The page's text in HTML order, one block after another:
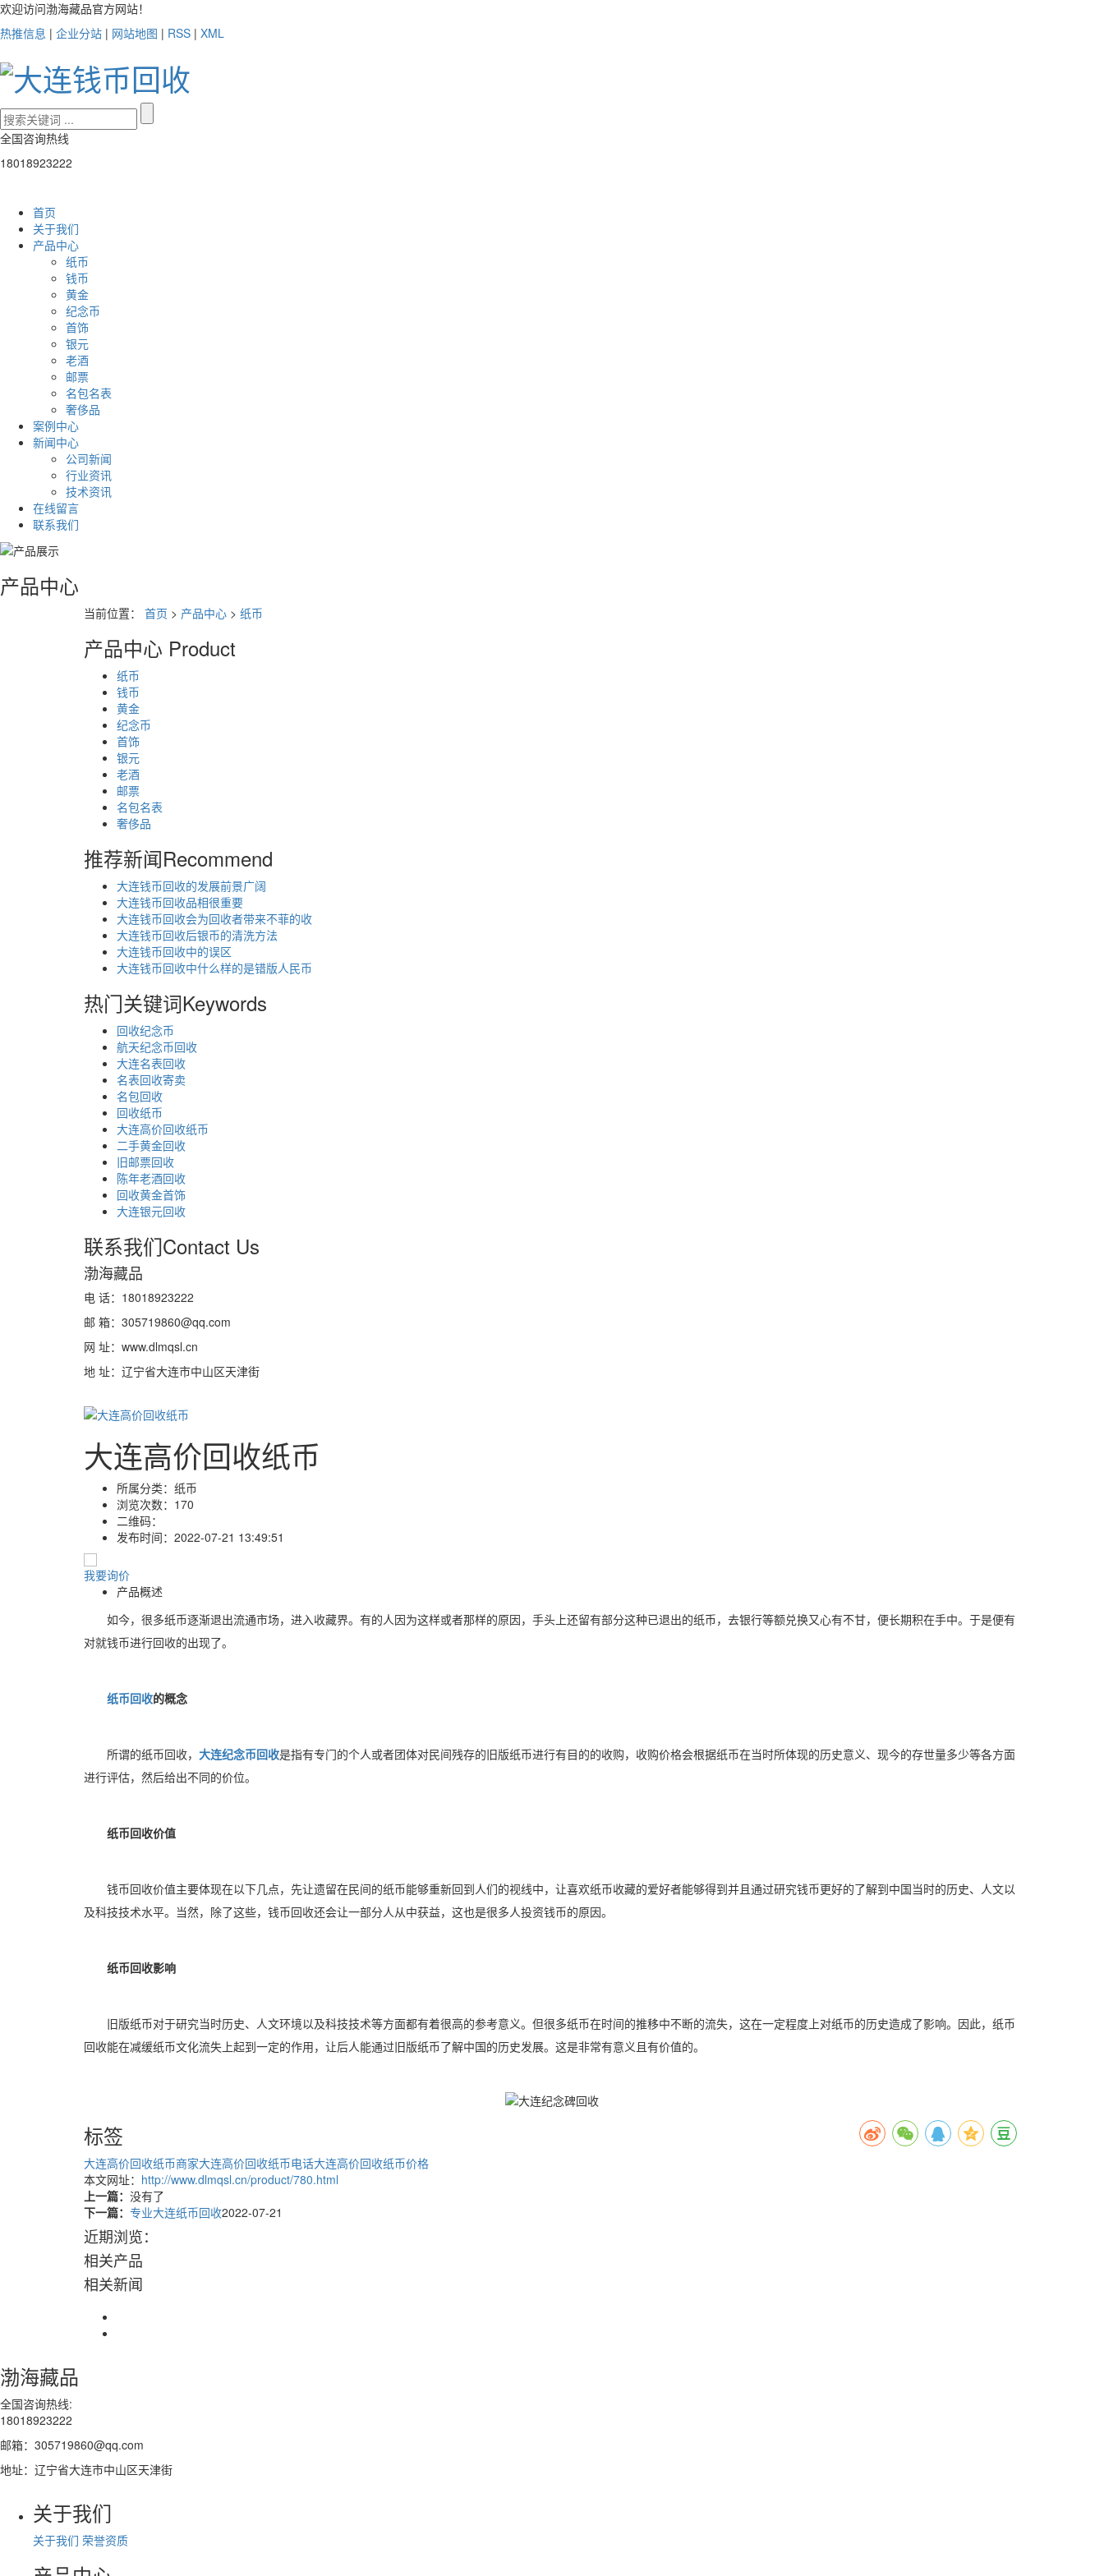
欢迎访问渤海藏品官方网站！
热推信息 | 企业分站 | 网站地图 | RSS | XML
全国咨询热线
18018923222
首页
关于我们
产品中心
纸币
钱币
黄金
纪念币
首饰
银元
老酒
邮票
名包名表
奢侈品
案例中心
新闻中心
公司新闻
行业资讯
技术资讯
在线留言
联系我们
产品中心
当前位置： 首页 > 产品中心 > 纸币
产品中心 Product
纸币
钱币
黄金
纪念币
首饰
银元
老酒
邮票
名包名表
奢侈品
推荐新闻Recommend
大连钱币回收的发展前景广阔
大连钱币回收品相很重要
大连钱币回收会为回收者带来不菲的收
大连钱币回收后银币的清洗方法
大连钱币回收中的误区
大连钱币回收中什么样的是错版人民币
热门关键词Keywords
回收纪念币
航天纪念币回收
大连名表回收
名表回收寄卖
名包回收
回收纸币
大连高价回收纸币
二手黄金回收
旧邮票回收
陈年老酒回收
回收黄金首饰
大连银元回收
联系我们Contact Us
渤海藏品
电 话：18018923222
邮 箱：305719860@qq.com
网 址：www.dlmqsl.cn
地 址：辽宁省大连市中山区天津街
大连高价回收纸币
所属分类： 纸币
浏览次数： 170
二维码：
发布时间： 2022-07-21 13:49:51
我要询价
产品概述
如今，很多纸币逐渐退出流通市场，进入收藏界。有的人因为这样或者那样的原因，手头上还留有部分这种已退出的纸币，去银行等额兑换又心有不甘，便长期积在手中。于是便有
对就钱币进行回收的出现了。
纸币回收的概念
所谓的纸币回收， 大连纪念币回收是指有专门的个人或者团体对民间残存的旧版纸币进行有目的的收购，收购价格会根据纸币在当时所体现的历史意义、现今的存世量多少等各方面
进行评估，然后给出不同的价位。
纸币回收价值
钱币回收价值主要体现在以下几点，先让遗留在民间的纸币能够重新回到人们的视线中，让喜欢纸币收藏的爱好者能够得到并且通过研究钱币更好的了解到中国当时的历史、人文以
及科技技术水平。当然，除了这些，钱币回收还会让一部分人从中获益，这也是很多人投资钱币的原因。
纸币回收影响
旧版纸币对于研究当时历史、人文环境以及科技技术等方面都有着很高的参考意义。但很多纸币在时间的推移中不断的流失，这在一定程度上对纸币的历史造成了影响。因此，纸币
回收能在减缓纸币文化流失上起到一定的作用，让后人能通过旧版纸币了解中国的历史发展。这是非常有意义且有价值的。
标签
大连高价回收纸币商家大连高价回收纸币电话大连高价回收纸币价格
本文网址： http://www.dlmqsl.cn/product/780.html
上一篇： 没有了
下一篇： 专业大连纸币回收2022-07-21
近期浏览：
相关产品
相关新闻
渤海藏品
全国咨询热线:
18018923222
邮箱：305719860@qq.com
地址：辽宁省大连市中山区天津街
关于我们
关于我们 荣誉资质